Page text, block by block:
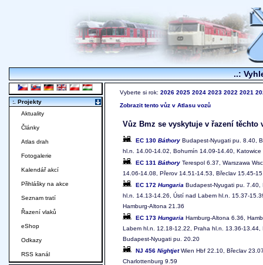
..:
Vyberte si rok: 2026 2025 2024 2023 2022 2021
Zobrazit tento vůz v Atlasu vozů
Vůz Bmz se vyskytuje v řazení těchto
EC 130 Báthory Budapest-Nyugati pu. 8.40,
hl.n. 14.00-14.02, Bohumín 14.09-14.40,
EC 131 Báthory Terespol 6.37, Warszawa
14.06-14.08, Přerov 14.51-14.53, Břeclav 15.45-
EC 172 Hungaria Budapest-Nyugati pu. 7.40,
hl.n. 14.13-14.26, Ústí nad Labem hl.n. 15.37-
Hamburg-Altona 21.36
EC 173 Hungaria Hamburg-Altona 6.36,
Labem hl.n. 12.18-12.22, Praha hl.n. 13.36-
Budapest-Nyugati pu. 20.20
NJ 456 NightjetWien Hbf 22.10, Břeclav
Charlottenburg 9.59
:. Projekty
Aktuality
Články
Atlas drah
Fotogalerie
Kalendář akcí
Přihlášky na akce
Seznam tratí
Řazení vlaků
eShop
Odkazy
RSS kanál